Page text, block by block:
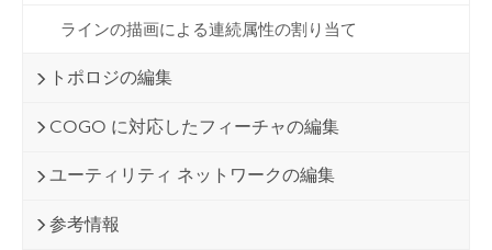
ラインの描画による連続属性の割り当て
トポロジの編集
COGO に対応したフィーチャの編集
ユーティリティ ネットワークの編集
参考情報